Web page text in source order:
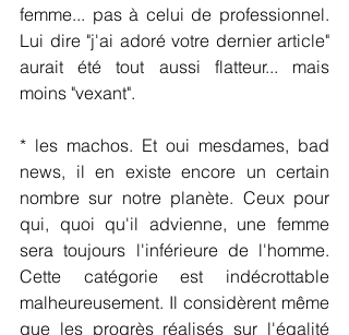
femme... pas à celui de professionnel.
Lui dire "j'ai adoré votre dernier article"
aurait été tout aussi flatteur... mais
moins "vexant".
* les machos. Et oui mesdames, bad
news, il en existe encore un certain
nombre sur notre planète. Ceux pour
qui, quoi qu'il advienne, une femme
sera toujours l'inférieure de l'homme.
Cette catégorie est indécrottable
malheureusement. Il considèrent même
que les progrès réalisés sur l'égalité